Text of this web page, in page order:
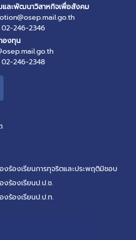
และพัฒนาวิสาหกิจเพื่อสังคม
02-246-2346
องทุน
02-246-2348
งร้องเรียนการทุจริตและประพฤติมิชอบ
งร้องเรียนป.ป.ช.
งร้องเรียนป.ป.ท.